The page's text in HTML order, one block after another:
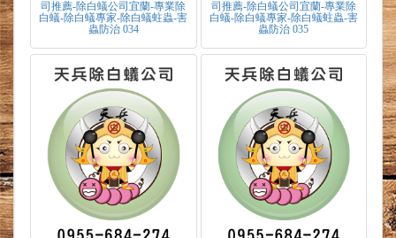
司推薦-除白蟻公司宜蘭-專業除
白蟻-除白蟻專家-除白蟻蛀蟲-害
蟲防治 034
司推薦-除白蟻公司宜蘭-專業除
白蟻-除白蟻專家-除白蟻蛀蟲-害
蟲防治 035